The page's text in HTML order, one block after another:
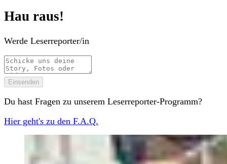
Hau raus!
Werde Leserreporter/in
Einsenden
Du hast Fragen zu unserem Leserreporter-Programm?
Hier geht's zu den F.A.Q.